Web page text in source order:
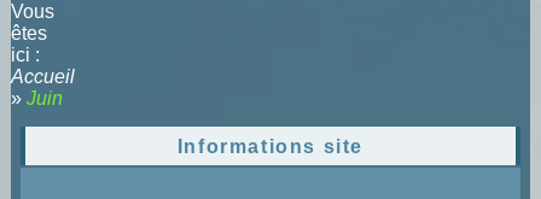
Vous
êtes
ici :
Accueil
» Juin
Informations site